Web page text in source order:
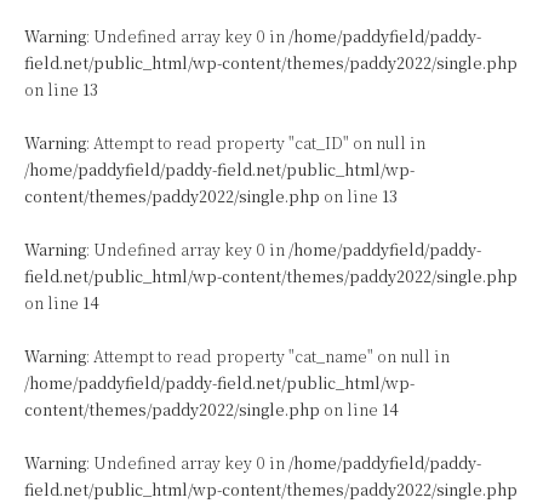
Warning: Undefined array key 0 in /home/paddyfield/paddy-
field.net/public_html/wp-content/themes/paddy2022/single.php
on line 13
Warning: Attempt to read property "cat_ID" on null in
/home/paddyfield/paddy-field.net/public_html/wp-
content/themes/paddy2022/single.php on line 13
Warning: Undefined array key 0 in /home/paddyfield/paddy-
field.net/public_html/wp-content/themes/paddy2022/single.php
on line 14
Warning: Attempt to read property "cat_name" on null in
/home/paddyfield/paddy-field.net/public_html/wp-
content/themes/paddy2022/single.php on line 14
Warning: Undefined array key 0 in /home/paddyfield/paddy-
field.net/public_html/wp-content/themes/paddy2022/single.php